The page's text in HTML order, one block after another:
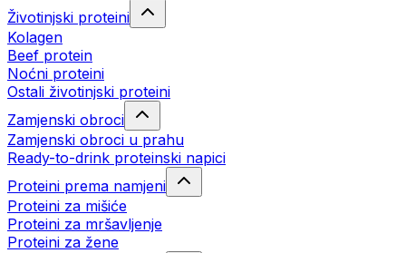
Životinjski proteini
Kolagen
Beef protein
Noćni proteini
Ostali životinjski proteini
Zamjenski obroci
Zamjenski obroci u prahu
Ready-to-drink proteinski napici
Proteini prema namjeni
Proteini za mišiće
Proteini za mršavljenje
Proteini za žene